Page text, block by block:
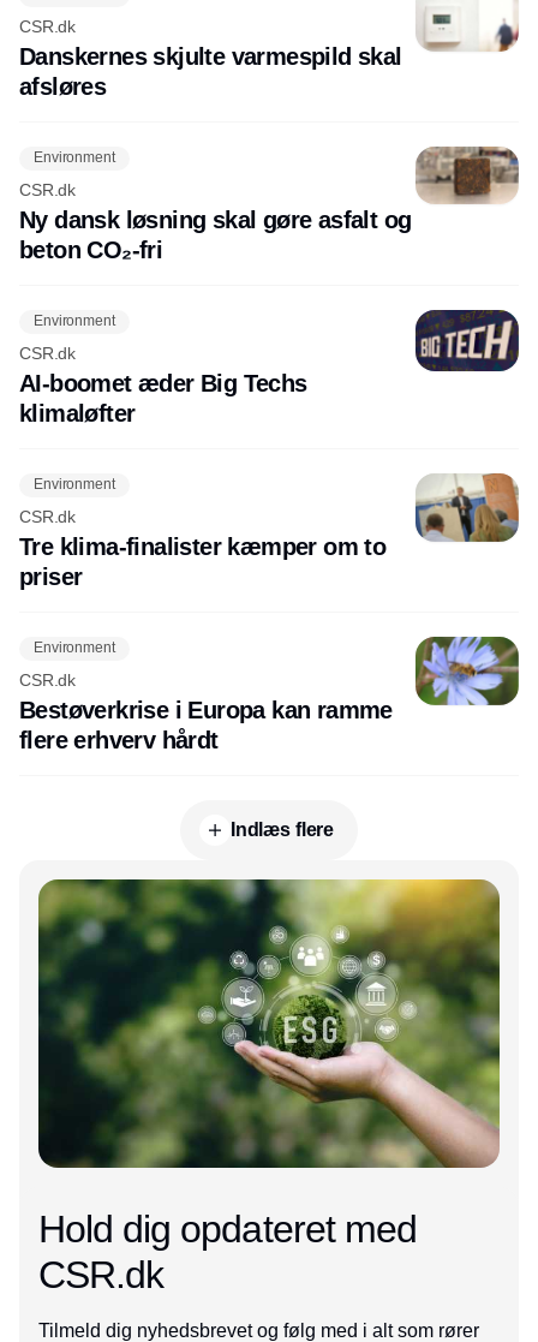
CSR.dk
Danskernes skjulte varmespild skal
afsløres
Environment
CSR.dk
Ny dansk løsning skal gøre asfalt og
beton CO₂-fri
Environment
CSR.dk
AI-boomet æder Big Techs
klimaløfter
Environment
CSR.dk
Tre klima-finalister kæmper om to
priser
Environment
CSR.dk
Bestøverkrise i Europa kan ramme
flere erhverv hårdt
Indlæs flere
Annonce
Hold dig opdateret med
CSR.dk
Tilmeld dig nyhedsbrevet og følg med i alt som rører